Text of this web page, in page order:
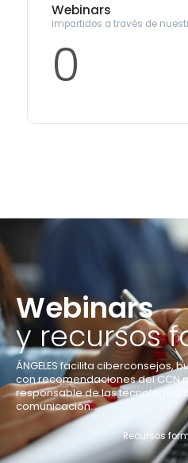
Webinars
impartidos a través de
0
Webinars
y recursos
ÁNGELES facilita ciberconsejos,
con recomendaciones del CCN
responsable de las tecnologías
comunicación.
Recursos